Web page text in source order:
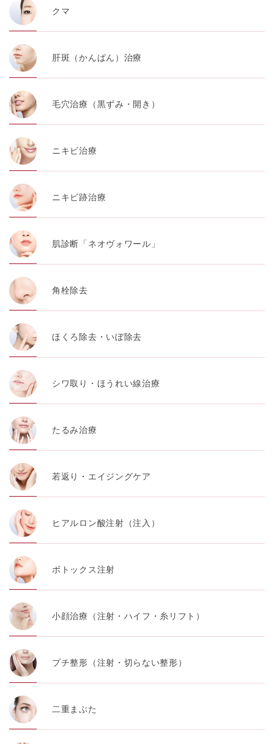
クマ
肝斑（かんぱん）治療
毛穴治療（黒ずみ・開き）
ニキビ治療
ニキビ跡治療
肌診断「ネオヴォワール」
角栓除去
ほくろ除去・いぼ除去
シワ取り・ほうれい線治療
たるみ治療
若返り・エイジングケア
ヒアルロン酸注射（注入）
ボトックス注射
小顔治療（注射・ハイフ・糸リフト）
プチ整形（注射・切らない整形）
二重まぶた